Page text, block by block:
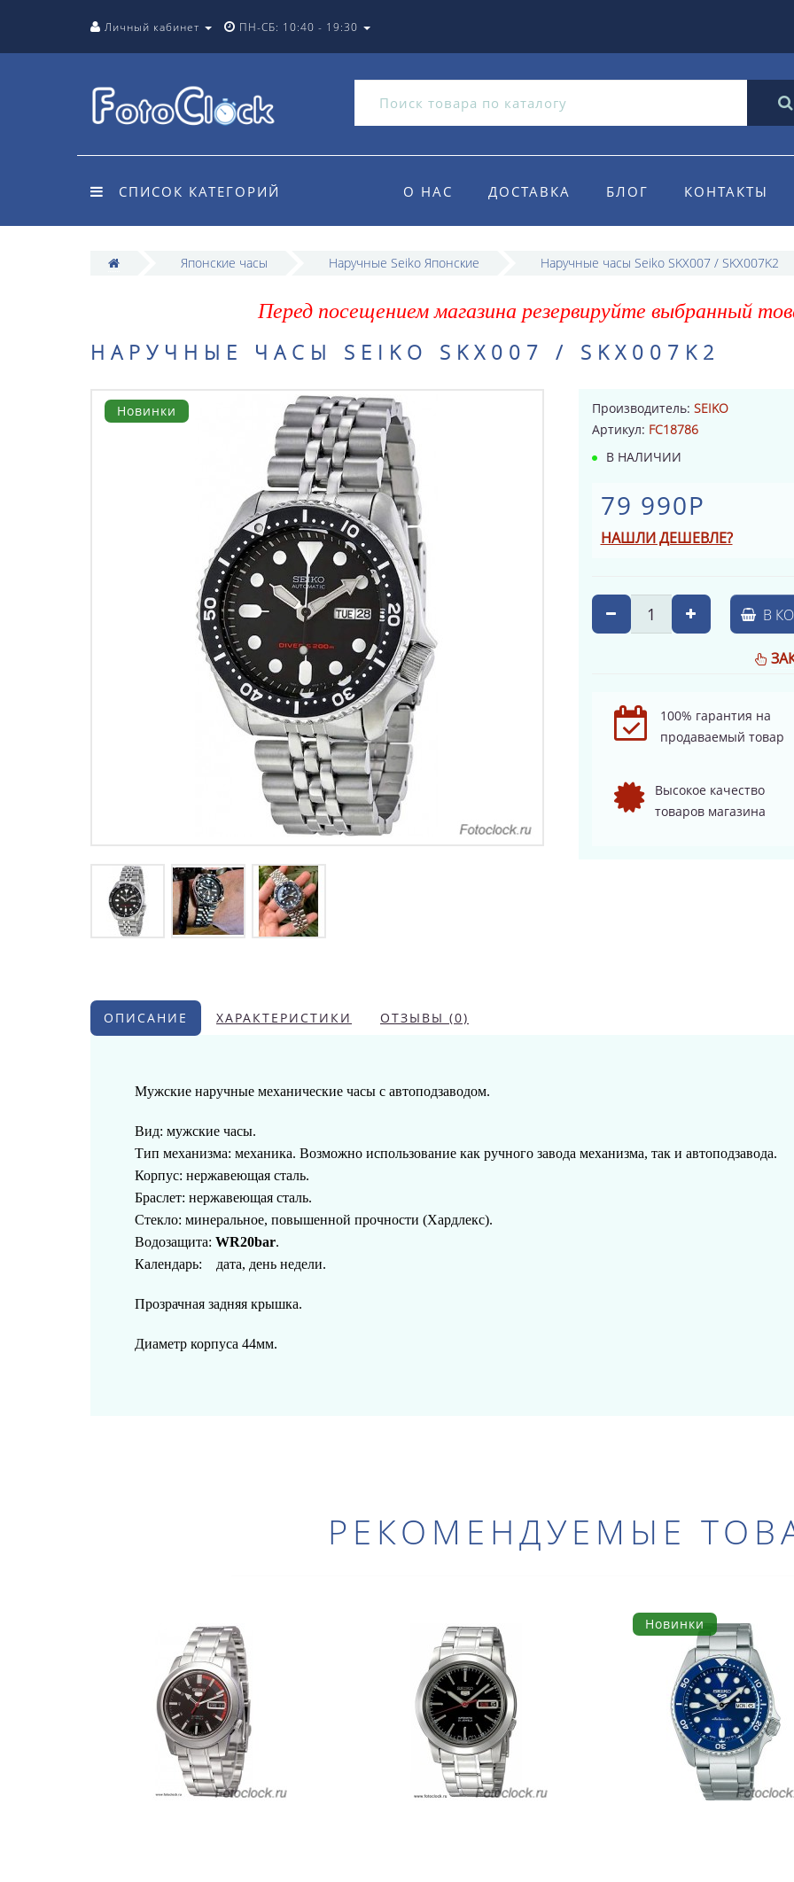
Личный кабинет ПН-СБ: 10:40 - 19:30
СПИСОК КАТЕГОРИЙ О НАС ДОСТАВКА БЛОГ КОНТАКТЫ
Японские часы Наручные Seiko Японские Наручные часы Seiko SKX007 / SKX007K2
Перед посещением магазина резервируйте выбранный
НАРУЧНЫЕ ЧАСЫ SEIKO SKX007 / SKX007K2
Новинки Производитель: SEIKO
Артикул: FC18786
В НАЛИЧИИ
79 990Р
НАШЛИ ДЕШЕВЛЕ?
В
100% гарантия на
продаваемый товар
Высокое качество
товаров магазина
ОПИСАНИЕ ХАРАКТЕРИСТИКИ ОТЗЫВЫ (0)
Мужские наручные механические часы с автоподзаводом.
Вид: мужские часы.
Тип механизма: механика. Возможно использование как ручного завода механизма, так и автоподзавода.
Корпус: нержавеющая сталь.
Браслет: нержавеющая сталь.
Стекло: минеральное, повышенной прочности (Хардлекс).
Водозащита: WR20bar.
Календарь: дата, день недели.
Прозрачная задняя крышка.
Диаметр корпуса 44мм.
РЕКОМЕНДУЕМЫЕ
Новинки